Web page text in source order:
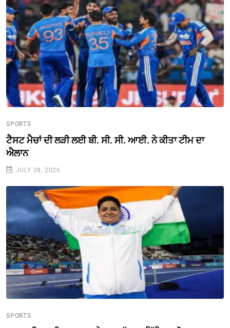
SPORTS
ਟੈਸਟ ਮੈਚਾਂ ਦੀ ਲੜੀ ਲਈ ਬੀ. ਸੀ. ਸੀ. ਆਈ. ਨੇ ਕੀਤਾ ਟੀਮ ਦਾ
ਐਲਾਨ
JULY 28, 2026
SPORTS